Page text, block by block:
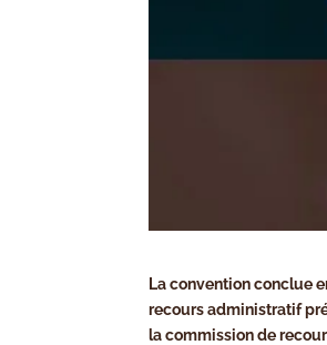
La convention conclue
recours administratif
la commission de